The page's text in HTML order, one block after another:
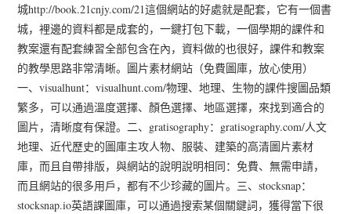
城http://book.21cnjy.com/21這個網站的好處就是配套，它有一個書
城，裡邊的資料都是成套的，一鍵打包下載，一個學期的課件和
教案還有配套練習全部包含在內，資料做的也很好，課件和教案
的教學思路非常清晰。圖片素材網站（免費圖庫，放心使用）
一、visualhunt：visualhunt.com/物理、地理、生物的課件搜圖品類
繁多，可以通過溫度選擇、顏色選擇、地區選擇，來找到適合的
圖片，清晰度有保證。二、gratisography：gratisography.com/人文
地理、近代歷史的圖庫主攻人物、服裝、建築的高清圖片素材
庫，而且自帶排版，與網站的說明說明相同：免費、無需申請，
而且網站的很多用戶，都有不少珍藏的圖片。三、stocksnap：
stocksnap.io英語課圖庫，可以通過搜索某個關鍵詞，獲得當下很